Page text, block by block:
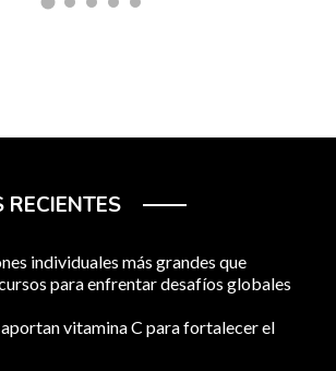
individuales más grandes que
para enfrentar desafíos globales
vitamina C para fortalecer el